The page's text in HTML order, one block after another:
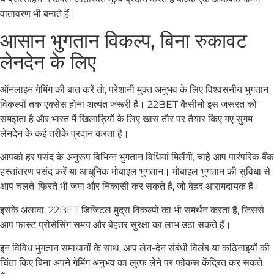
वातावरण भी बनाते हैं।
आसान भुगतान विकल्प, बिना रुकावट
लेनदेन के लिए
ऑनलाइन गेमिंग की बात करें तो, परेशानी मुक्त अनुभव के लिए विश्वसनीय भुगतान
विकल्पों तक एक्सेस होना अत्यंत जरूरी है। 22BET कैसीनो इस जरूरत को
समझता है और भारत में खिलाड़ियों के लिए खास तौर पर तैयार किए गए सुगम
लेनदेन के कई तरीके प्रदान करता है।
आपको हर पसंद के अनुरूप विभिन्न भुगतान विधियां मिलेंगी, चाहे आप पारंपरिक बैंक
हस्तांतरण पसंद करें या आधुनिक मोबाइल भुगतान। मोबाइल भुगतान की सुविधा से
आप चलते-फिरते भी जमा और निकासी कर सकते हैं, जो बेहद आरामदायक है।
इसके अलावा, 22BET डिजिटल मुद्रा विकल्पों का भी समर्थन करता है, जिससे
आप फास्ट प्रोसेसिंग समय और बेहतर सुरक्षा का लाभ उठा सकते हैं।
इन विविध भुगतान समाधानों के साथ, आप लेन-देन संबंधी विलंब या कठिनाइयों की
चिंता किए बिना अपने गेमिंग अनुभव का लुत्फ लेने पर फोकस केंद्रित कर सकते